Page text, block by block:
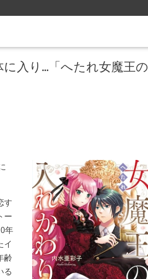
入り…「へたれ女魔王の
す
ー
年
イ
齢
る